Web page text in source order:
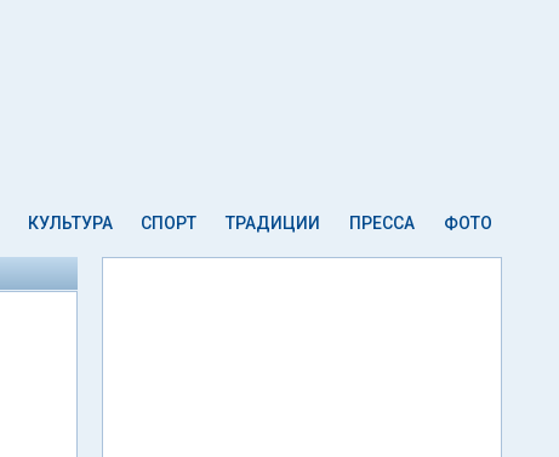
КУЛЬТУРА СПОРТ ТРАДИЦИИ ПРЕССА ФОТО